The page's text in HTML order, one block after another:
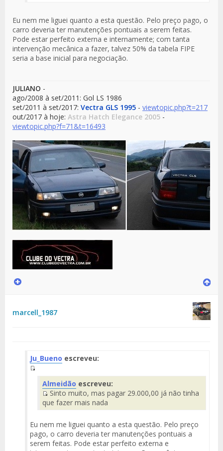
Eu nem me liguei quanto a esta questão. Pelo preço pago, o
carro deveria ter manutenções pontuais a serem feitas.
Pode estar perfeito externa e internamente; com tanta
intervenção mecânica a fazer, talvez 50% da tabela FIPE
seria a base inicial para negociação.
JULIANO -
ago/2008 à set/2011: Gol LS 1986
set/2011 à set/2017: Vectra GLS 1995 - viewtopic.php?t=217
out/2017 à hoje: Astra Hatch Elegance 2005 -
viewtopic.php?f=71&t=16493
marcell_1987
Ju_Bueno escreveu:
Fuente
del
Mensaje
Almeidão escreveu:
Fuente
del
Mensaje
Sinto muito, mas pagar 29.000,00 já não tinha
que fazer mais nada
Eu nem me liguei quanto a esta questão. Pelo preço
pago, o carro deveria ter manutenções pontuais a
serem feitas. Pode estar perfeito externa e